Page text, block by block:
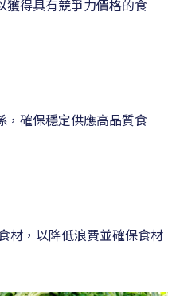
獲得具有競爭力價格的食
，確保穩定供應高品質食
材，以降低浪費並確保食材